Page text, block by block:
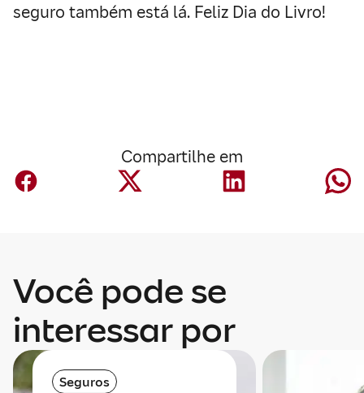
seguro também está lá. Feliz Dia do Livro!
Compartilhe em
Você pode se
interessar por
Seguros